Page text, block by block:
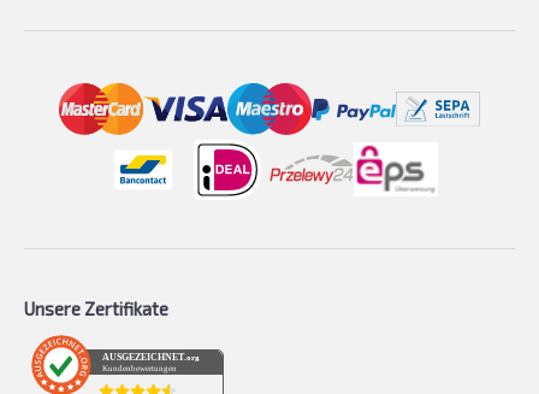
Unsere Zertifikate
AUSGEZEICHNET.org
Kundenbewertungen